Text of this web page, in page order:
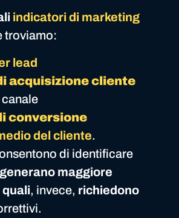
indicatori di marketing
troviamo:
lead
acquisizione cliente
canale
conversione
del cliente.
di identificare
maggiore
quali, invece, richiedono